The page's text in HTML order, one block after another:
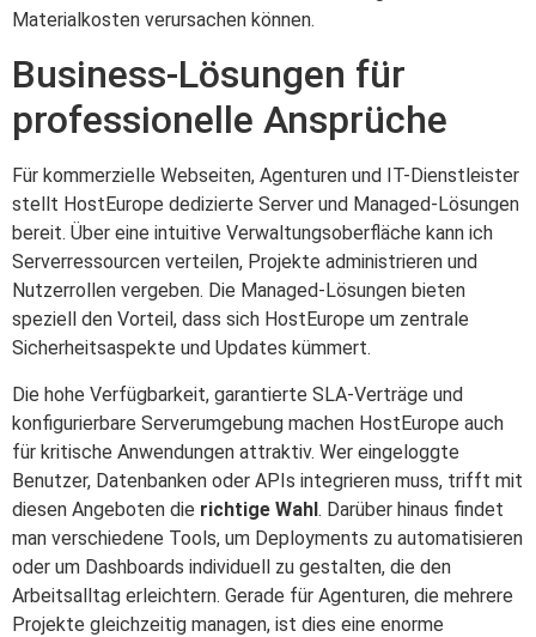
Materialkosten verursachen können.
Business-Lösungen für
professionelle Ansprüche
Für kommerzielle Webseiten, Agenturen und IT-Dienstleister
stellt HostEurope dedizierte Server und Managed-Lösungen
bereit. Über eine intuitive Verwaltungsoberfläche kann ich
Serverressourcen verteilen, Projekte administrieren und
Nutzerrollen vergeben. Die Managed-Lösungen bieten
speziell den Vorteil, dass sich HostEurope um zentrale
Sicherheitsaspekte und Updates kümmert.
Die hohe Verfügbarkeit, garantierte SLA-Verträge und
konfigurierbare Serverumgebung machen HostEurope auch
für kritische Anwendungen attraktiv. Wer eingeloggte
Benutzer, Datenbanken oder APIs integrieren muss, trifft mit
diesen Angeboten die richtige Wahl. Darüber hinaus findet
man verschiedene Tools, um Deployments zu automatisieren
oder um Dashboards individuell zu gestalten, die den
Arbeitsalltag erleichtern. Gerade für Agenturen, die mehrere
Projekte gleichzeitig managen, ist dies eine enorme